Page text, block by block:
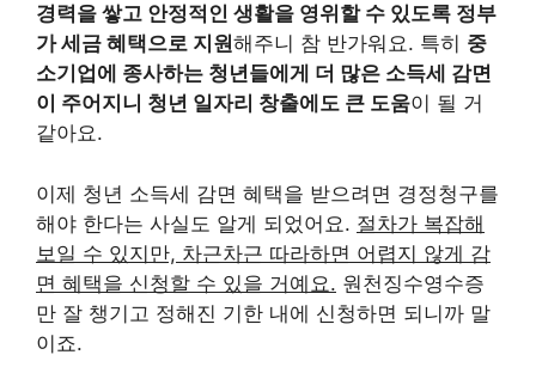
경력을 쌓고 안정적인 생활을 영위할 수 있도록 정부
가 세금 혜택으로 지원해주니 참 반가워요. 특히 중
소기업에 종사하는 청년들에게 더 많은 소득세 감면
이 주어지니 청년 일자리 창출에도 큰 도움이 될 거
같아요.
이제 청년 소득세 감면 혜택을 받으려면 경정청구를
해야 한다는 사실도 알게 되었어요. 절차가 복잡해
보일 수 있지만, 차근차근 따라하면 어렵지 않게 감
면 혜택을 신청할 수 있을 거예요. 원천징수영수증
만 잘 챙기고 정해진 기한 내에 신청하면 되니까 말
이죠.